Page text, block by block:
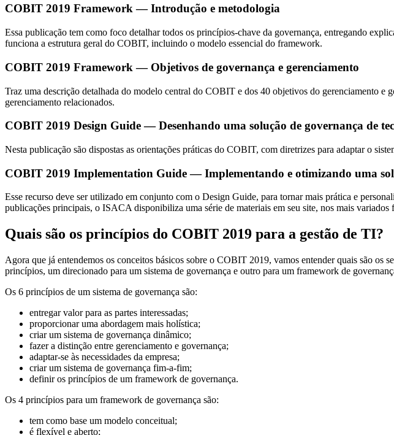
COBIT 2019 Framework — Introdução e metodologia
Essa publicação tem como foco detalhar todos os princípios-chave da governança, entregando
funciona a estrutura geral do COBIT, incluindo o modelo essencial do framework.
COBIT 2019 Framework — Objetivos de governança e gerenciamento
Traz uma descrição detalhada do modelo central do COBIT e dos 40 objetivos do gerenciamento e
gerenciamento relacionados.
COBIT 2019 Design Guide — Desenhando uma solução de governança de
Nesta publicação são dispostas as orientações práticas do COBIT, com diretrizes para adaptar o
COBIT 2019 Implementation Guide — Implementando e otimizando uma
Esse recurso deve ser utilizado em conjunto com o Design Guide, para tornar mais prática e
publicações principais, o ISACA disponibiliza uma série de materiais em seu site, nos mais variados
Quais são os princípios do COBIT 2019 para a gestão de TI?
Agora que já entendemos os conceitos básicos sobre o COBIT 2019, vamos entender quais são
princípios, um direcionado para um sistema de governança e outro para um framework de
Os 6 princípios de um sistema de governança são:
entregar valor para as partes interessadas;
proporcionar uma abordagem mais holística;
criar um sistema de governança dinâmico;
fazer a distinção entre gerenciamento e governança;
adaptar-se às necessidades da empresa;
criar um sistema de governança fim-a-fim;
definir os princípios de um framework de governança.
Os 4 princípios para um framework de governança são:
tem como base um modelo conceitual;
é flexível e aberto;